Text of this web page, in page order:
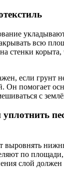
всю
стенки
если грунт
Он помогает
с
выровнять
по
слой